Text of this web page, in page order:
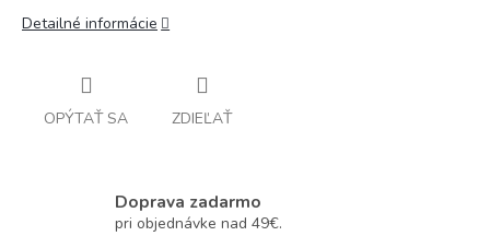
Detailné informácie
OPÝTAŤ SA ZDIEĽAŤ
Doprava zadarmo
pri objednávke nad 49€.